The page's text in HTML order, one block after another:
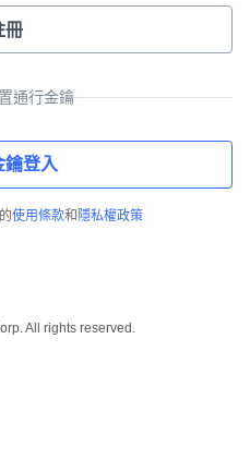
冊
通行金鑰
鑰登入
使用條款和 隱私權政策
All rights reserved.